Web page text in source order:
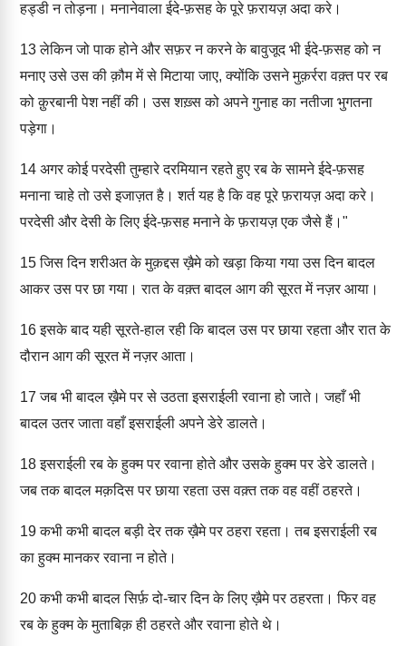
हड्डी न तोड़ना। मनानेवाला ईदे-फ़सह के पूरे फ़रायज़ अदा करे।
13लेकिन जो पाक होने और सफ़र न करने के बावुजूद भी ईदे-फ़सह को न
मनाए उसे उस की क़ौम में से मिटाया जाए, क्योंकि उसने मुक़र्ररा वक़्त पर रब
को क़ुरबानी पेश नहीं की। उस शख़्स को अपने गुनाह का नतीजा भुगतना
पड़ेगा।
14 अगर कोई परदेसी तुम्हारे दरमियान रहते हुए रब के सामने ईदे-फ़सह
मनाना चाहे तो उसे इजाज़त है। शर्त यह है कि वह पूरे फ़रायज़ अदा करे।
परदेसी और देसी के लिए ईदे-फ़सह मनाने के फ़रायज़ एक जैसे हैं।"
15जिस दिन शरीअत के मुक़द्दस ख़ैमे को खड़ा किया गया उस दिन बादल
आकर उस पर छा गया। रात के वक़्त बादल आग की सूरत में नज़र आया।
16इसके बाद यही सूरते-हाल रही कि बादल उस पर छाया रहता और रात के
दौरान आग की सूरत में नज़र आता।
17 जब भी बादल ख़ैमे पर से उठता इसराईली रवाना हो जाते। जहाँ भी
बादल उतर जाता वहाँ इसराईली अपने डेरे डालते।
18इसराईली रब के हुक्म पर रवाना होते और उसके हुक्म पर डेरे डालते।
जब तक बादल मक़दिस पर छाया रहता उस वक़्त तक वह वहीं ठहरते।
19कभी कभी बादल बड़ी देर तक ख़ैमे पर ठहरा रहता। तब इसराईली रब
का हुक्म मानकर रवाना न होते।
20कभी कभी बादल सिर्फ़ दो-चार दिन के लिए ख़ैमे पर ठहरता। फिर वह
रब के हुक्म के मुताबिक़ ही ठहरते और रवाना होते थे।